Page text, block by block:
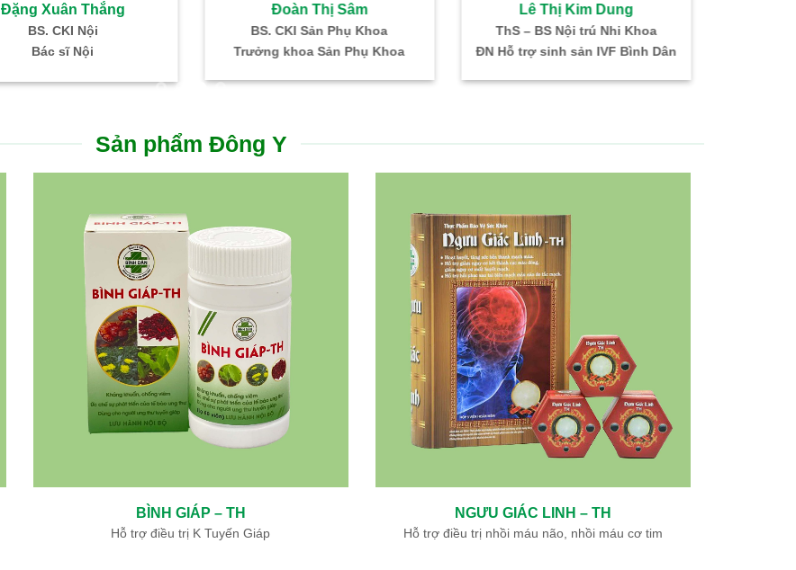
Đặng Xuân Thắng
BS. CKI Nội
Bác sĩ Nội
Đoàn Thị Sâm
BS. CKI Sản Phụ Khoa
Trưởng khoa Sản Phụ Khoa
Lê Thị Kim Dung
ThS – BS Nội trú Nhi Khoa
ĐN Hỗ trợ sinh sản IVF Bình Dân
Sản phẩm Đông Y
BÌNH GIÁP – TH
Hỗ trợ điều trị K Tuyến Giáp
NGƯU GIÁC LINH – TH
Hỗ trợ điều trị nhồi máu não, nhồi máu cơ tim